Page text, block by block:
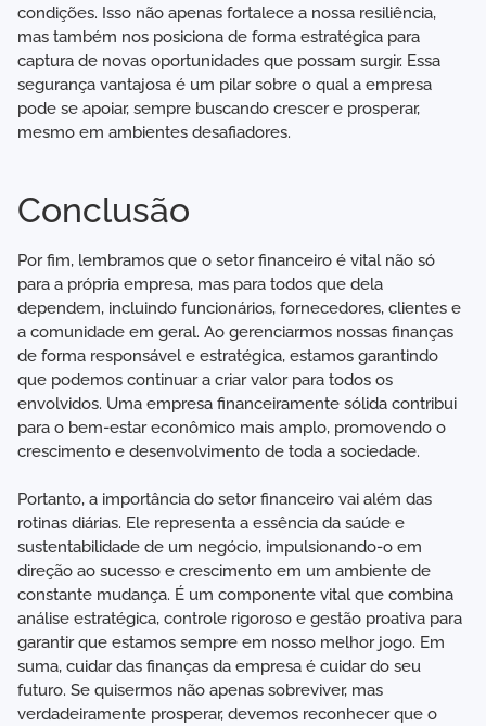
condições. Isso não apenas fortalece a nossa resiliência,
mas também nos posiciona de forma estratégica para
captura de novas oportunidades que possam surgir. Essa
segurança vantajosa é um pilar sobre o qual a empresa
pode se apoiar, sempre buscando crescer e prosperar,
mesmo em ambientes desafiadores.
Conclusão
Por fim, lembramos que o setor financeiro é vital não só
para a própria empresa, mas para todos que dela
dependem, incluindo funcionários, fornecedores, clientes e
a comunidade em geral. Ao gerenciarmos nossas finanças
de forma responsável e estratégica, estamos garantindo
que podemos continuar a criar valor para todos os
envolvidos. Uma empresa financeiramente sólida contribui
para o bem-estar econômico mais amplo, promovendo o
crescimento e desenvolvimento de toda a sociedade.
Portanto, a importância do setor financeiro vai além das
rotinas diárias. Ele representa a essência da saúde e
sustentabilidade de um negócio, impulsionando-o em
direção ao sucesso e crescimento em um ambiente de
constante mudança. É um componente vital que combina
análise estratégica, controle rigoroso e gestão proativa para
garantir que estamos sempre em nosso melhor jogo. Em
suma, cuidar das finanças da empresa é cuidar do seu
futuro. Se quisermos não apenas sobreviver, mas
verdadeiramente prosperar, devemos reconhecer que o